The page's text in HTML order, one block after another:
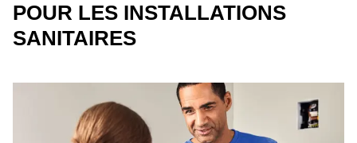
POUR LES INSTALLATIONS
SANITAIRES